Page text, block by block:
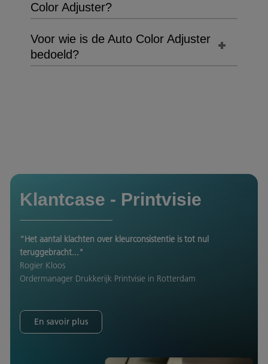
Color Adjuster?
Voor wie is de Auto Color Adjuster
bedoeld?
Klantcase - Printvisie
“Het aantal klachten over kleurconsistentie is tot nul
teruggebracht..."
Rogier Kloos
Ordermanager Drukkerijk Printvisie in Rotterdam
En savoir plus